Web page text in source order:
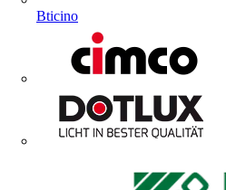
Bticino